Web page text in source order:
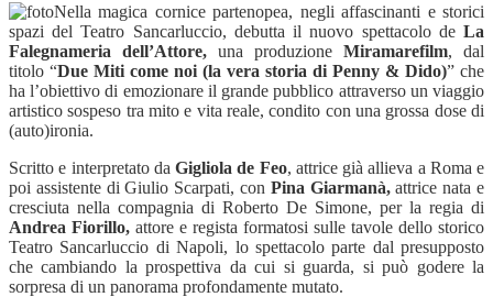
Nella magica cornice partenopea, negli affascinanti e storici
spazi del Teatro Sancarluccio, debutta il nuovo spettacolo de La
Falegnameria dell’Attore, una produzione Miramarefilm, dal
titolo “Due Miti come noi (la vera storia di Penny & Dido)” che
ha l’obiettivo di emozionare il grande pubblico attraverso un viaggio
artistico sospeso tra mito e vita reale, condito con una grossa dose di
(auto)ironia.
Scritto e interpretato da Gigliola de Feo, attrice già allieva a Roma e
poi assistente di Giulio Scarpati, con Pina Giarmanà,attrice nata e
cresciuta nella compagnia di Roberto De Simone, per la regia di
Andrea Fiorillo, attore e regista formatosi sulle tavole dello storico
Teatro Sancarluccio di Napoli, lo spettacolo parte dal presupposto
che cambiando la prospettiva da cui si guarda, si può godere la
sorpresa di un panorama profondamente mutato.